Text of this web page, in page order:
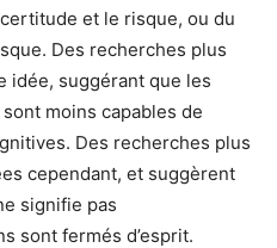
et le risque, ou du
Des recherches plus
idée, suggérant que les
moins capables de
Des recherches plus
cependant, et suggèrent
signifie pas
sont fermés d’esprit.